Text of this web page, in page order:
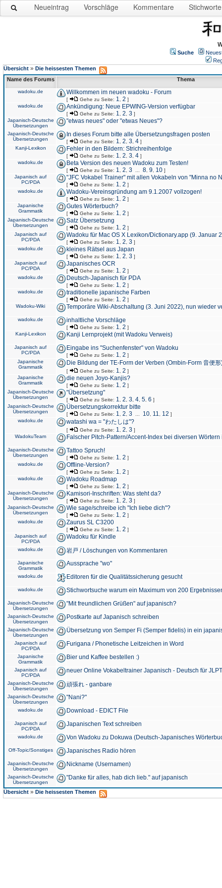
Neueintrag Vorschläge Kommentare Stichworte
Suche
Übersicht » Die heissesten Themen
Name des Forums
Thema
wadoku.de Willkommen im neuen wadoku - Forum
[ Gehe zu Seite: 1 2 ]
wadoku.de
Ankündigung: Neue EPWING-Version verfügbar
[ Gehe zu Seite: 1 2 3 ]
Japanisch-Deutsche
Übersetzungen
"etwas neues" oder "etwas Neues"?
Japanisch-Deutsche
Übersetzungen
In dieses Forum bitte alle Übersetzungsfragen posten
[ Gehe zu Seite: 1 2 3 4 ]
Kanji-Lexikon
Fehler in den Bildern: Strichreihenfolge
[ Gehe zu Seite: 1 2 3 4 ]
wadoku.de
Beta Version des neuen Wadoku zum Testen!
[ Gehe zu Seite: 1 2 3 8 9 10 ]
Japanisch auf
PC/PDA
"JFC Vokabel Trainer" mit allen Vokabeln von "Minna no
[ Gehe zu Seite: 1 2 ]
wadoku.de
Wadoku-Vereinsgründung am 9.1.2007 vollzogen!
[ Gehe zu Seite: 1 2 ]
Japanische
Grammatik
Gutes Wörterbuch?
[ Gehe zu Seite: 1 2 ]
Japanisch-Deutsche
Übersetzungen
Satz Übersetzung
[ Gehe zu Seite: 1 2 ]
Japanisch auf
PC/PDA
Wadoku für Mac OS X Lexikon/Dictionary.app (9. Januar
[ Gehe zu Seite: 1 2 3 ]
wadoku.de
kleines Rätsel aus Japan
[ Gehe zu Seite: 1 2 3 ]
Japanisch auf
PC/PDA
Japanisches OCR
[ Gehe zu Seite: 1 2 ]
wadoku.de
Deutsch-Japanisch für PDA
[ Gehe zu Seite: 1 2 ]
wadoku.de
traditionelle japanische Farben
[ Gehe zu Seite: 1 2 ]
Wadoku-Wiki
Temporäre Wiki-Abschaltung (3. Juni 2022), nun wieder
wadoku.de inhaltliche Vorschläge
[ Gehe zu Seite: 1 2 ]
Kanji-Lexikon
Kanji Lernprojekt (mit Wadoku Verweis)
Japanisch auf
PC/PDA
Eingabe ins "Suchenfenster" von Wadoku
[ Gehe zu Seite: 1 2 ]
Japanische
Grammatik
Die Bildung der TE-Form der Verben (Ombin-Form 音便形
[ Gehe zu Seite: 1 2 ]
Japanische
Grammatik
die neuen Joyo-Kanjis?
[ Gehe zu Seite: 1 2 ]
Japanisch-Deutsche
Übersetzungen
"Übersetzung"
[ Gehe zu Seite: 1 2 3 4 5 6 ]
Japanisch-Deutsche
Übersetzungen
Übersetzungskorrektur bitte
[ Gehe zu Seite: 1 2 3 10 11 12 ]
wadoku.de
watashi wa = "わたしは"?
[ Gehe zu Seite: 1 2 3 ]
WadokuTeam
Falscher Pitch-Pattern/Accent-Index bei diversen
Japanisch-Deutsche
Übersetzungen
Tattoo Spruch!
[ Gehe zu Seite: 1 2 ]
wadoku.de
Offline-Version?
[ Gehe zu Seite: 1 2 ]
wadoku.de
Wadoku Roadmap
[ Gehe zu Seite: 1 2 ]
Japanisch-Deutsche
Übersetzungen
Kamisori-Inschriften: Was steht da?
[ Gehe zu Seite: 1 2 3 ]
Japanisch-Deutsche
Übersetzungen
Wie sage/schreibe ich "Ich liebe dich"?
[ Gehe zu Seite: 1 2 ]
wadoku.de
Zaurus SL C3200
[ Gehe zu Seite: 1 2 ]
Japanisch auf
PC/PDA
Wadoku für Kindle
wadoku.de 岩戸 / Löschungen von Kommentaren
Japanische
Grammatik
Aussprache "wo"
wadoku.de Editoren für die Qualitätssicherung gesucht
wadoku.de Stichwortsuche warum ein Maximum von 200
Japanisch-Deutsche
Übersetzungen
"Mit freundlichen Grüßen" auf japanisch?
Japanisch-Deutsche
Übersetzungen
Postkarte auf Japanisch schreiben
Japanisch-Deutsche
Übersetzungen
Übersetzung von Semper Fi (Semper fidelis) in ein
Japanisch auf
PC/PDA
Furigana / Phonetische Leitzeichen in Word
Japanische
Grammatik
Bier und Kaffee bestellen :)
Japanisch auf
PC/PDA
neuer Online Vokabeltrainer Japanisch - Deutsch für
Japanisch-Deutsche
Übersetzungen
頑張れ - ganbare
Japanisch-Deutsche
Übersetzungen
"Nani?"
wadoku.de Download - EDICT File
Japanisch auf
PC/PDA
Japanischen Text schreiben
wadoku.de Von Wadoku zu Dokuwa (Deutsch-Japanisches
Off-Topic/Sonstiges Japanisches Radio hören
Japanisch-Deutsche
Übersetzungen
Nickname (Usernamen)
Japanisch-Deutsche
Übersetzungen
"Danke für alles, hab dich lieb." auf japanisch
Übersicht » Die heissesten Themen